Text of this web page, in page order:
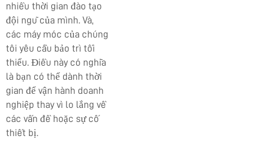
nhiều thời gian đào tạo
đội ngũ của mình. Và,
các máy móc của chúng
tôi yêu cầu bảo trì tối
thiểu. Điều này có nghĩa
là bạn có thể dành thời
gian để vận hành doanh
nghiệp thay vì lo lắng về
các vấn đề hoặc sự cố
thiết bị.